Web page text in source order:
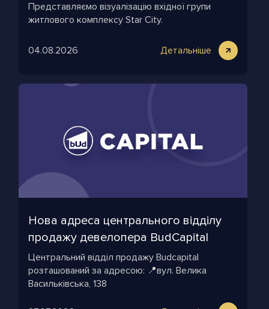
Представляємо візуалізацію вхідної групи
житлового комплексу Star City.
04.08.2026 Детальніше
Нова адреса центрального відділу
продажу девелопера BudСapital
Центральний відділ продажу Budcapital
розташований за адресою: 📍вул. Велика
Васильківська, 138